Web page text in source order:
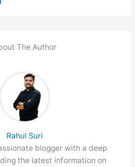
The Author
Rahul Suri
blogger with a deep
the latest information on